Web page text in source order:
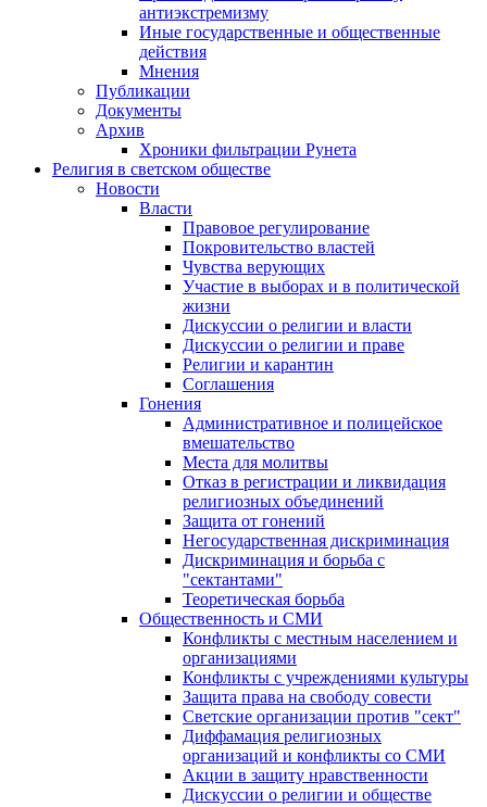
антиэкстремизму
Иные государственные и общественные
действия
Мнения
Публикации
Документы
Архив
Хроники фильтрации Рунета
Религия в светском обществе
Новости
Власти
Правовое регулирование
Покровительство властей
Чувства верующих
Участие в выборах и в политической
жизни
Дискуссии о религии и власти
Дискуссии о религии и праве
Религии и карантин
Соглашения
Гонения
Административное и полицейское
вмешательство
Места для молитвы
Отказ в регистрации и ликвидация
религиозных объединений
Защита от гонений
Негосударственная дискриминация
Дискриминация и борьба с
"сектантами"
Теоретическая борьба
Общественность и СМИ
Конфликты с местным населением и
организациями
Конфликты с учреждениями культуры
Защита права на свободу совести
Светские организации против "сект"
Диффамация религиозных
организаций и конфликты со СМИ
Акции в защиту нравственности
Дискуссии о религии и обществе